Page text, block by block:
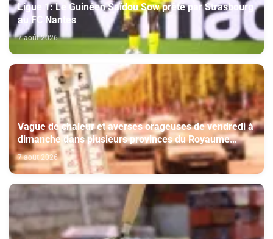
Ligue 1: Le Guinéen Saïdou Sow prêté par Strasbourg
au FC Nantes
7 août 2026
Vague de chaleur et averses orageuses de vendredi à
dimanche dans plusieurs provinces du Royaume
(Bulletin d'alerte)
7 août 2026